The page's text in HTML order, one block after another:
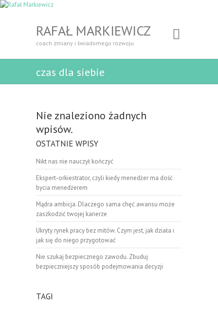
RAFAŁ MARKIEWICZ
coach zmiany i świadomego rozwoju
czas dla siebie
Nie znaleziono żadnych
wpisów.
OSTATNIE WPISY
Nikt nas nie nauczył kończyć
Ekspert-orkiestrator, czyli kiedy menedżer ma dość
bycia menedżerem
Mądra ambicja. Dlaczego sama chęć awansu może
zaszkodzić twojej karierze
Ukryty rynek pracy bez mitów. Czym jest, jak działa i
jak się do niego przygotować
Nie szukaj bezpiecznego zawodu. Zbuduj
bezpieczniejszy sposób podejmowania decyzji
TAGI